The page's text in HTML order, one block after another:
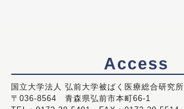
Access
国立大学法人 弘前大学被ばく医療総合研究所
〒036-8564 青森県弘前市本町66-1